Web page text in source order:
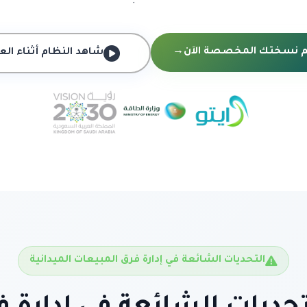
نسختك المخصصة الآن → شاهد النظام أثناء
التحديات الشائعة في إدارة فرق المبيعات الميدانية